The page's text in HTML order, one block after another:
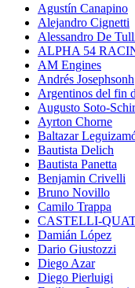
Agustín Canapino
Alejandro Cignetti
Alessandro De
ALPHA 54
AM Engines
Andrés Josephsonh
Argentinos del fin
Augusto Soto-
Ayrton Chorne
Baltazar
Bautista Delich
Bautista Panetta
Benjamin Crivelli
Bruno Novillo
Camilo Trappa
CASTELLI-
Damián López
Dario Giustozzi
Diego Azar
Diego Pierluigi